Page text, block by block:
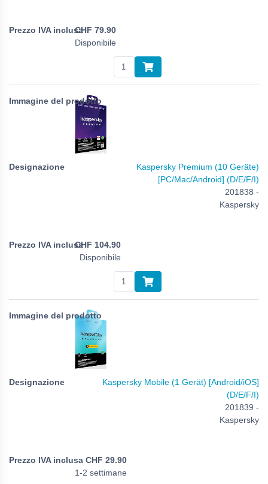
CHF 79.90
Disponibile
Kaspersky Premium (10 Geräte)
[PC/Mac/Android] (D/E/F/I)
201838 -
Kaspersky
CHF 104.90
Disponibile
Kaspersky Mobile (1 Gerät) [Android/iOS]
(D/E/F/I)
201839 -
Kaspersky
CHF 29.90
1-2 settimane